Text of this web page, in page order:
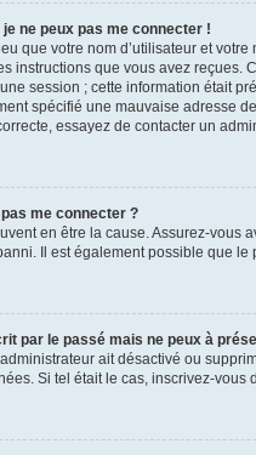
ne peux pas me connecter !
que votre nom d’utilisateur et
instructions que vous avez reçues.
session ; cette information était
spécifié une mauvaise adresse
essayez de contacter un
me connecter ?
en être la cause. Assurez-vous
Il est également possible que
par le passé mais ne peux à
ait désactivé ou
Si tel était le cas, inscrivez-